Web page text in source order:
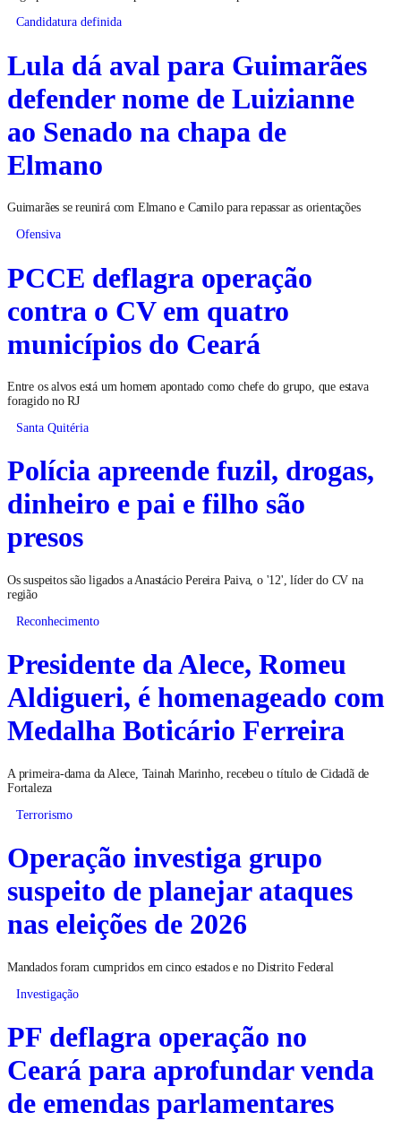
Candidatura definida
Lula dá aval para Guimarães
defender nome de Luizianne
ao Senado na chapa de
Elmano
Guimarães se reunirá com Elmano e Camilo para repassar as orientações
Ofensiva
PCCE deflagra operação
contra o CV em quatro
municípios do Ceará
Entre os alvos está um homem apontado como chefe do grupo, que estava
foragido no RJ
Santa Quitéria
Polícia apreende fuzil, drogas,
dinheiro e pai e filho são
presos
Os suspeitos são ligados a Anastácio Pereira Paiva, o '12', líder do CV na
região
Reconhecimento
Presidente da Alece, Romeu
Aldigueri, é homenageado com
Medalha Boticário Ferreira
A primeira-dama da Alece, Tainah Marinho, recebeu o título de Cidadã de
Fortaleza
Terrorismo
Operação investiga grupo
suspeito de planejar ataques
nas eleições de 2026
Mandados foram cumpridos em cinco estados e no Distrito Federal
Investigação
PF deflagra operação no
Ceará para aprofundar venda
de emendas parlamentares